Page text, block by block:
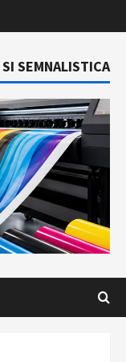
SEMNALISTICA